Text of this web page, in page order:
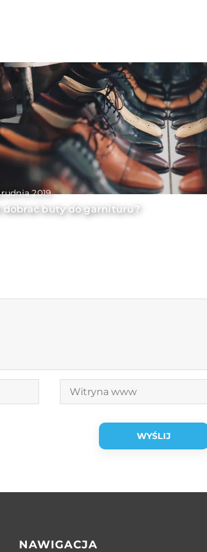
2019
dobrać buty do garnituru?
NAWIGACJA